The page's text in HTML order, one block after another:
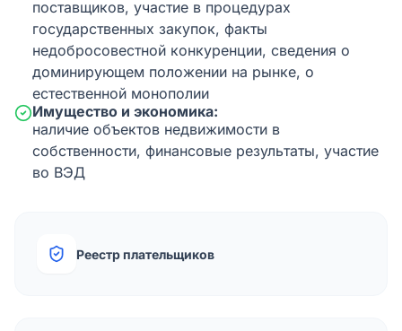
поставщиков, участие в процедурах
государственных закупок, факты
недобросовестной конкуренции, сведения о
доминирующем положении на рынке, о
естественной монополии
Имущество и экономика:
наличие объектов недвижимости в
собственности, финансовые результаты, участие
во ВЭД
Реестр плательщиков